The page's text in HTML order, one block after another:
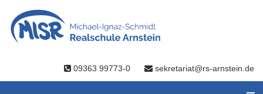
09363 99773-0 sekretariat@rs-arnstein.de